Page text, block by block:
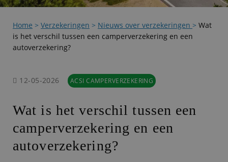
Home > Verzekeringen > Nieuws over verzekeringen > Wat
is het verschil tussen een camperverzekering en een
autoverzekering?
12-05-2026 ACSI CAMPERVERZEKERING
Wat is het verschil tussen een
camperverzekering en een
autoverzekering?